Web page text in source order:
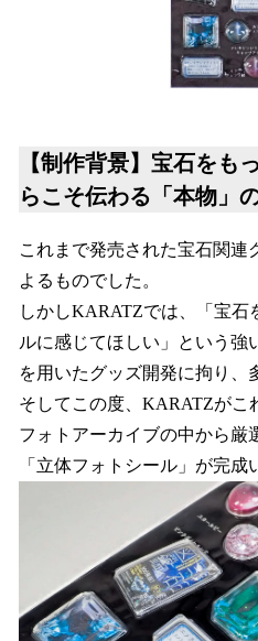
【制作背景】 宝石をも
らこそ伝わる「本物」
これまで発売された宝石関連
よるものでした。
しかしKARATZでは、「宝石
ルに感じてほしい」という強
を用いたグッズ開発に拘り、
そしてこの度、KARATZがこ
フォトアーカイブの中から厳
「立体フォトシール」が完成